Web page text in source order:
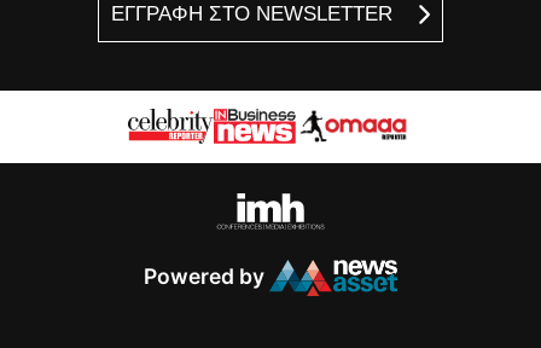
ΕΓΓΡΑΦΗ ΣΤΟ NEWSLETTER
Powered by